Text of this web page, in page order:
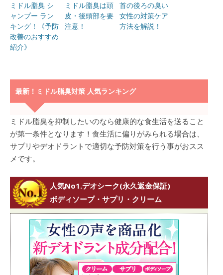
ミドル脂臭 シ
ャンプー ラン
キング！《予防
改善のおすすめ
紹介》
ミドル脂臭は頭
皮・後頭部を要
注意！
首の後ろの臭い
女性の対策ケア
方法を解説！
最新！ミドル脂臭対策 人気ランキング
ミドル脂臭を抑制したいのなら健康的な食生活を送ること
が第一条件となります！食生活に偏りがみられる場合は、
サプリやデオドラントで適切な予防対策を行う事がおスス
メです。
人気No1.デオシーク(永久返金保証)
ボディソープ・サプリ・クリーム